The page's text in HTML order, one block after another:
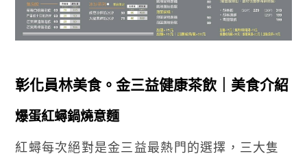
彰化員林美食。金三益健康茶飲｜美食介紹
爆蛋紅蟳鍋燒意麵
紅蟳每次絕對是金三益最熱門的選擇，三大隻